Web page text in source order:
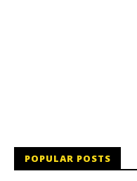
POPULAR POSTS